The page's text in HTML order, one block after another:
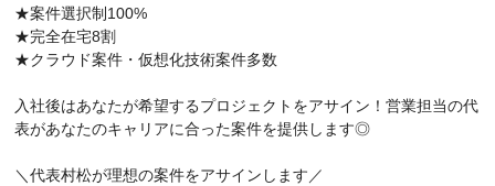
★案件選択制100%
★完全在宅8割
★クラウド案件・仮想化技術案件多数
入社後はあなたが希望するプロジェクトをアサイン！営業担当の代
表があなたのキャリアに合った案件を提供します◎
＼代表村松が理想の案件をアサインします／